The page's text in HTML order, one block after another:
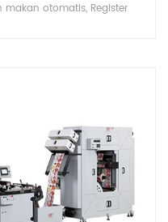
otomatis, Register